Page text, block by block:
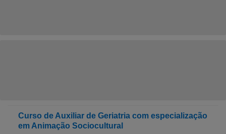
Curso de Auxiliar de Geriatria com especialização
em Animação Sociocultural